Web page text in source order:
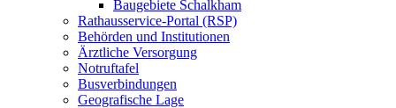
Baugebiete Schalkham
Rathausservice-Portal (RSP)
Behörden und Institutionen
Ärztliche Versorgung
Notruftafel
Busverbindungen
Geografische Lage